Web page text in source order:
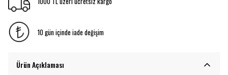
10 gün içinde iade değişim
Ürün Açıklaması